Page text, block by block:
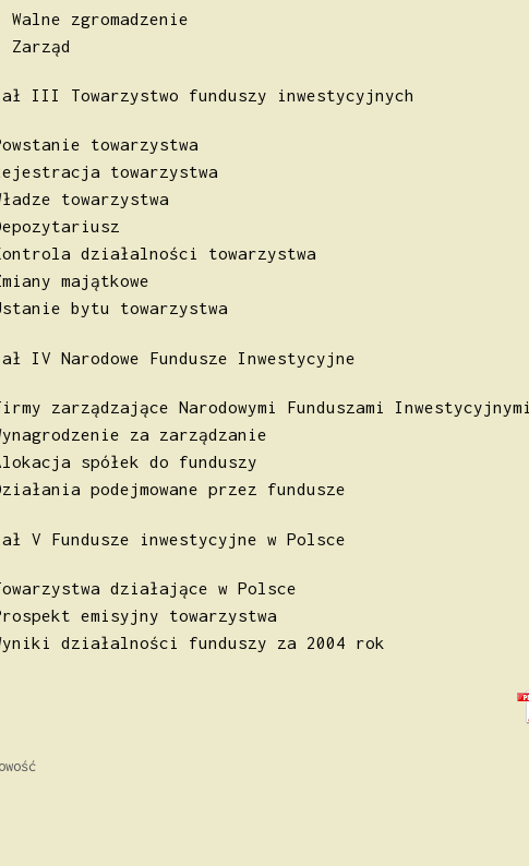
zgromadzenie
III Towarzystwo funduszy inwestycyjnych
towarzystwa
towarzystwa
towarzystwa
działalności towarzystwa
majątkowe
bytu towarzystwa
IV Narodowe Fundusze Inwestycyjne
zarządzające Narodowymi Funduszami Inwestycyjnymi
za zarządzanie
spółek do funduszy
podejmowane przez fundusze
V Fundusze inwestycyjne w Polsce
działające w Polsce
emisyjny towarzystwa
działalności funduszy za 2004 rok